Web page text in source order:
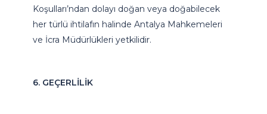
Koşulları’ndan dolayı doğan veya doğabilecek
her türlü ihtilafın halinde Antalya Mahkemeleri
ve İcra Müdürlükleri yetkilidir.
6. GEÇERLİLİK